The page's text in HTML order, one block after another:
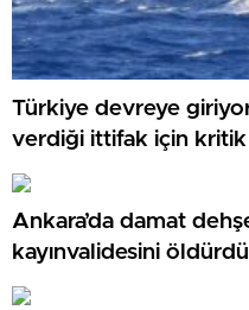
Türkiye devreye
verdiği ittifak için
Ankara’da damat
kayınvalidesini öldürdü